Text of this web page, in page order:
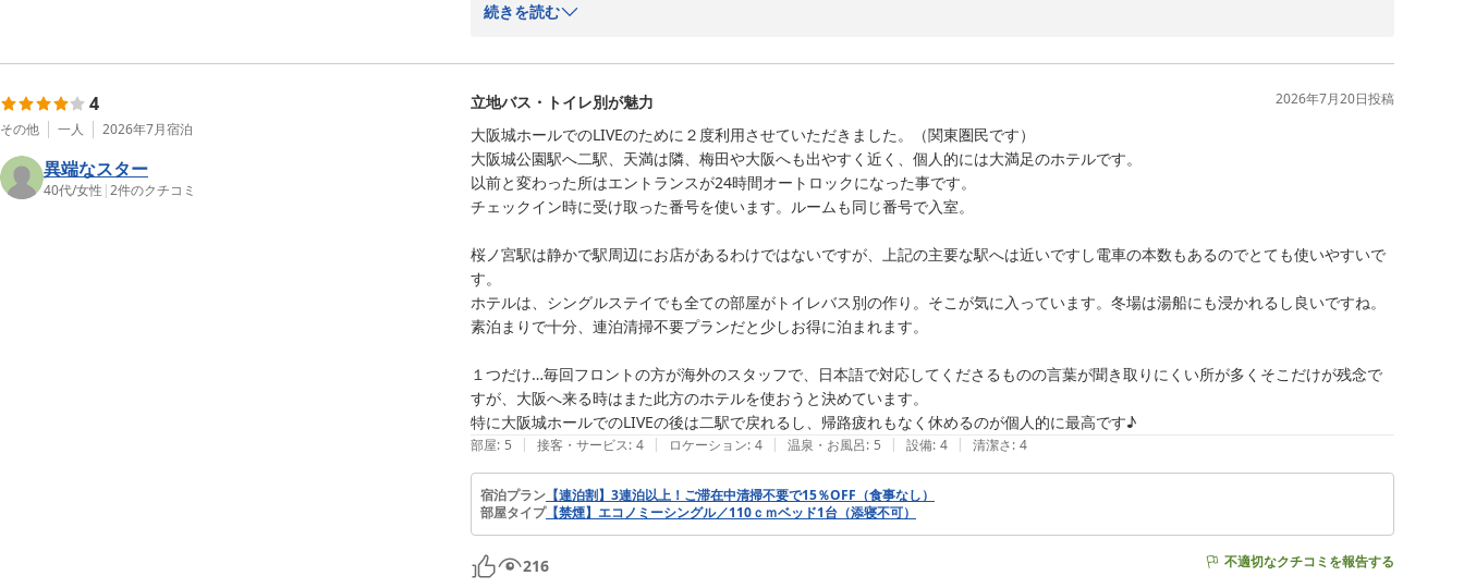
栄で嬉しいお言葉がタイトルに踊る温かいクチコミをお寄せいただきましたこと、スタッフ一同心より御礼申し上げます。
3名様でのご宿泊でも、お部屋や浴室で快適にお過ごしいただけたご様子で安心いたしました。また、猛暑の中でのコインランドリ
だけたことは、私どもにとっても大変嬉しく拝読いたしました。
立地や周辺環境につきましても、桜ノ宮駅周辺の飲食店やコンビニ、タクシーのご利用、さらには天神橋筋商店街までのアクセス
など、大変分かりやすく具体的な楽しみ方をご共有くださり感謝申し上げます。
bakery」様のパンを中心としたシンプルなブレッドバイキング（軽食スタイル）を提供しております。次回お越しの際には、ぜひ
美味しいパンとともに快適な朝のひとときをお過ごしいただけますと幸いでございます。
「大阪の宿はここ」と決めてまた戻ってきていただけるよう、今後も館内管理やサービスの充実に努めてまいります。
お客様のまたのご来館を、スタッフ一同心よりお待ち申し上げております。
SAKURA GARDEN HOTEL
スタッフ一同
ＳＡＫＵＲＡ ＧＡＲＤＥＮ ＨＯＴＥＬ（桜ガーデンホテル）
2026-07-29
続きを読む
4
その他 一人 2026年7月宿泊
異端なスター
40代/女性 |2件のクチコミ
立地バス・トイレ別が魅力 2026年7月20日投稿
大阪城ホールでのLIVEのために２度利用させていただきました。（関東圏民です）
大阪城公園駅へ二駅、天満は隣、梅田や大阪へも出やすく近く、個人的には大満足のホテルです。
以前と変わった所はエントランスが24時間オートロックになった事です。
チェックイン時に受け取った番号を使います。ルームも同じ番号で入室。
桜ノ宮駅は静かで駅周辺にお店があるわけではないですが、上記の主要な駅へは近いですし電車の本数もあるのでとても使いやすいで
す。
ホテルは、シングルステイでも全ての部屋がトイレバス別の作り。そこが気に入っています。冬場は湯船にも浸かれるし良いですね。
素泊まりで十分、連泊清掃不要プランだと少しお得に泊まれます。
１つだけ…毎回フロントの方が海外のスタッフで、日本語で対応してくださるものの言葉が聞き取りにくい所が多くそこだけが残念で
すが、大阪へ来る時はまた此方のホテルを使おうと決めています。
特に大阪城ホールでのLIVEの後は二駅で戻れるし、帰路疲れもなく休めるのが個人的に最高です♪
部屋: 5 | 接客・サービス: 4 | ロケーション: 4 | 温泉・お風呂: 5 | 設備: 4 | 清潔さ: 4
宿泊プラン 【連泊割】3連泊以上！ご滞在中清掃不要で15％OFF（食事なし）
部屋タイプ【禁煙】エコノミーシングル／110ｃｍベッド1台（添寝不可）
216 不適切なクチコミを報告する